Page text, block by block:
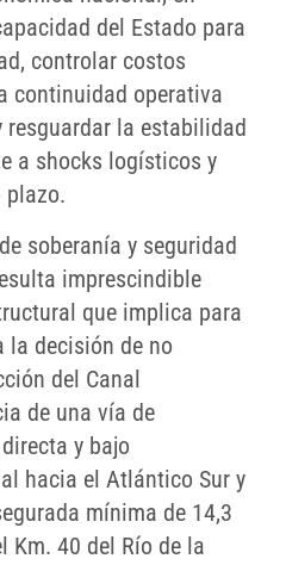
del Estado para
controlar costos
continuidad operativa
la estabilidad
a shocks logísticos y
plazo.
soberanía y seguridad
imprescindible
que implica para
la decisión de no
del Canal
de una vía de
y bajo
hacia el Atlántico Sur y
mínima de 14,3
Km. 40 del Río de la